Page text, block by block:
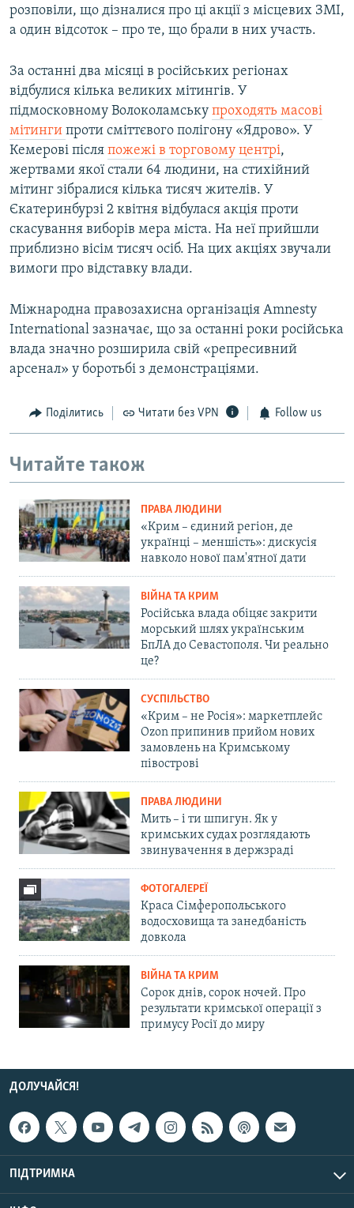
розповіли, що дізналися про ці акції з місцевих ЗМІ,
а один відсоток – про те, що брали в них участь.
За останні два місяці в російських регіонах
відбулися кілька великих мітингів. У
підмосковному Волоколамську проходять масові
мітинги проти сміттєвого полігону «Ядрово». У
Кемерові після пожежі в торговому центрі,
жертвами якої стали 64 людини, на стихійний
мітинг зібралися кілька тисяч жителів. У
Єкатеринбурзі 2 квітня відбулася акція проти
скасування виборів мера міста. На неї прийшли
приблизно вісім тисяч осіб. На цих акціях звучали
вимоги про відставку влади.
Міжнародна правозахисна організація Amnesty
International зазначає, що за останні роки російська
влада значно розширила свій «репресивний
арсенал» у боротьбі з демонстраціями.
Поділитись Читати без VPN Follow us
Читайте також
ПРАВА ЛЮДИНИ
«Крим – єдиний регіон, де
українці – меншість»: дискусія
навколо нової пам'ятної дати
ВІЙНА ТА КРИМ
Російська влада обіцяє закрити
морський шлях українським
БпЛА до Севастополя. Чи реально
це?
СУСПІЛЬСТВО
«Крим – не Росія»: маркетплейс
Ozon припинив прийом нових
замовлень на Кримському
півострові
ПРАВА ЛЮДИНИ
Мить – і ти шпигун. Як у
кримських судах розглядають
звинувачення в держзраді
ФОТОГАЛЕРЕЇ
Краса Сімферопольського
водосховища та занедбаність
довкола
ВІЙНА ТА КРИМ
Сорок днів, сорок ночей. Про
результати кримської операції з
примусу Росії до миру
ДОЛУЧАЙСЯ!
ПІДТРИМКА